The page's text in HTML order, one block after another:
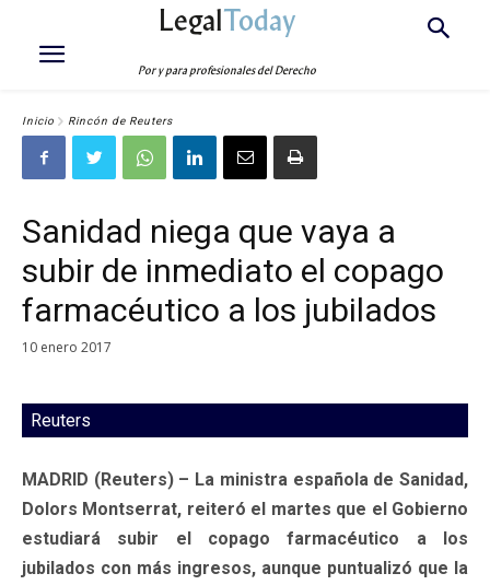
LegalToday
Por y para profesionales del Derecho
Inicio Rincón de Reuters
Sanidad niega que vaya a
subir de inmediato el copago
farmacéutico a los jubilados
10 enero 2017
Reuters
MADRID (Reuters) – La ministra española de Sanidad,
Dolors Montserrat, reiteró el martes que el Gobierno
estudiará subir el copago farmacéutico a los
jubilados con más ingresos, aunque puntualizó que la